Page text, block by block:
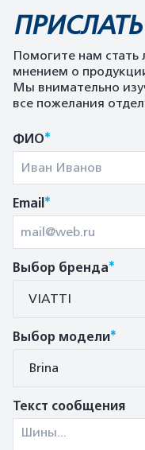
Помогите нам стать
мнением о
Мы внимательно
все пожелания
ФИО*
Email*
Выбор бренда*
VIATTI
Выбор модели*
Brina
Текст сообщения